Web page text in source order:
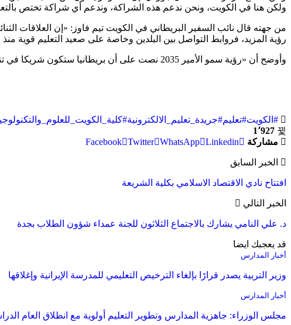
ولكن هنا في الكويت، ونحن ندعم هذه الشراكة، وندعم أي شراكة تختص
رؤية المزيد، فروابط التواصل بين البلدين وخاصة على صعيد التعليم قوية
وأوضح أن «رؤية سمو الأمير 2035 نصت على أن بريطانيا ستكون شريكا في تنفيذ هذه الرؤية، خصوصا في مجال التعليم، ونحن سعداء جدا بكوننا جزءا من تعليم وتدريب الشباب الكويتي».
#الكويت#تعليم#جريدة_تعليم_الالكترونية
1٬927
مشاركة
Facebook Twitter WhatsApp Linkedin
الخبر السابق
افتتاح نادي الاقتصاد الاسلامي بكلية الشريعة
الخبر التالي
د. علي النامي يشارك بالاجتماع الثلاثون للجنة عمداء شؤون الطلاب بجدة
قد يعجبك ايضا
أخبار المدارس
وزير التربية يصدر قرارًا بإلغاء الترخيص التعليمي للمدرسة الإيرانية وإغلاقها
أخبار المدارس
مجلس الوزراء: جاهزية المدارس وتطوير التعليم أولوية مع انطلاق العام